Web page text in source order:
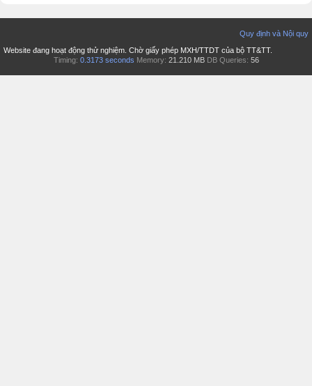
Quy định và Nội quy
Website đang hoạt động thử nghiệm. Chờ giấy phép MXH/TTDT của bộ TT&TT.
Timing: 0.3173 seconds Memory: 21.210 MB DB Queries: 56